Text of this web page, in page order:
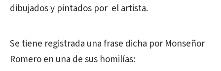
dibujados y pintados por el artista.
Se tiene registrada una frase dicha por Monseñor
Romero en una de sus homilías: